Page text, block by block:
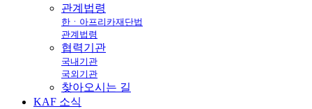
관계법령
한ㆍ아프리카재단법
관계법령
협력기관
국내기관
국외기관
찾아오시는 길
KAF 소식